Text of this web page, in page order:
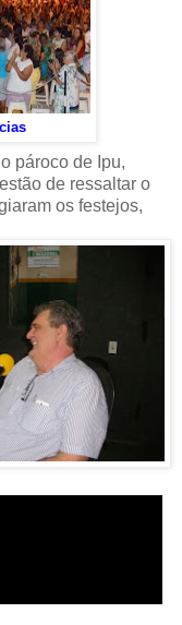
pároco de Ipu,
de ressaltar o
os festejos,